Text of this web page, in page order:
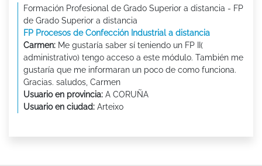
Formación Profesional de Grado Superior a distancia - FP
de Grado Superior a distancia
FP Procesos de Confección Industrial a distancia
Carmen: Me gustaría saber sí teniendo un FP II(
administrativo) tengo acceso a este módulo. También me
gustaría que me informaran un poco de como funciona.
Gracias. saludos, Carmen
Usuario en provincia: A CORUÑA
Usuario en ciudad: Arteixo